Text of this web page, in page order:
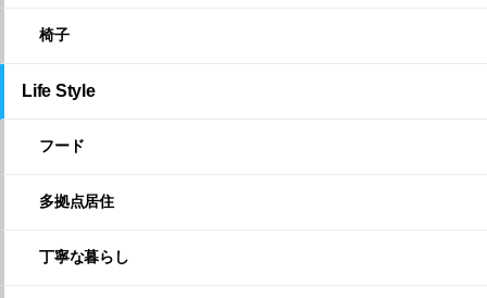
椅子
Life Style
フード
多拠点居住
丁寧な暮らし